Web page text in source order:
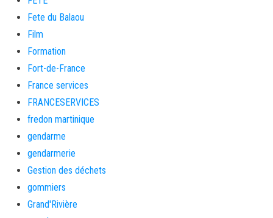
Fete du Balaou
Film
Formation
Fort-de-France
France services
FRANCESERVICES
fredon martinique
gendarme
gendarmerie
Gestion des déchets
gommiers
Grand'Rivière